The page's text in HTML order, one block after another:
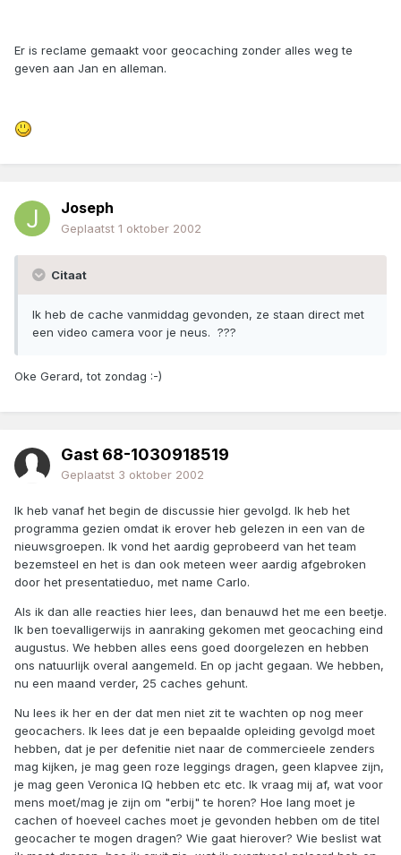
Er is reclame gemaakt voor geocaching zonder alles weg te
geven aan Jan en alleman.
Joseph
Geplaatst 1 oktober 2002
Citaat
Ik heb de cache vanmiddag gevonden, ze staan direct met
een video camera voor je neus. ???
Oke Gerard, tot zondag :-)
Gast 68-1030918519
Geplaatst 3 oktober 2002
Ik heb vanaf het begin de discussie hier gevolgd. Ik heb het
programma gezien omdat ik erover heb gelezen in een van de
nieuwsgroepen. Ik vond het aardig geprobeerd van het team
bezemsteel en het is dan ook meteen weer aardig afgebroken
door het presentatieduo, met name Carlo.
Als ik dan alle reacties hier lees, dan benauwd het me een beetje.
Ik ben toevalligerwijs in aanraking gekomen met geocaching eind
augustus. We hebben alles eens goed doorgelezen en hebben
ons natuurlijk overal aangemeld. En op jacht gegaan. We hebben,
nu een maand verder, 25 caches gehunt.
Nu lees ik her en der dat men niet zit te wachten op nog meer
geocachers. Ik lees dat je een bepaalde opleiding gevolgd moet
hebben, dat je per defenitie niet naar de commercieele zenders
mag kijken, je mag geen roze leggings dragen, geen klapvee zijn,
je mag geen Veronica IQ hebben etc etc. Ik vraag mij af, wat voor
mens moet/mag je zijn om "erbij" te horen? Hoe lang moet je
cachen of hoeveel caches moet je gevonden hebben om de titel
geocacher te mogen dragen? Wie gaat hierover? Wie beslist wat